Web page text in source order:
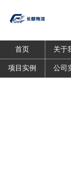
首页 关于
项目实例 公司